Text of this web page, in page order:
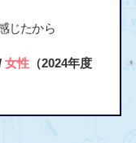
じたから
女性（2024年度